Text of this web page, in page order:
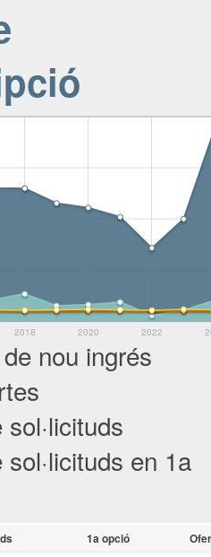
2018 2020 2022
nou ingrés
en 1a
1a opció